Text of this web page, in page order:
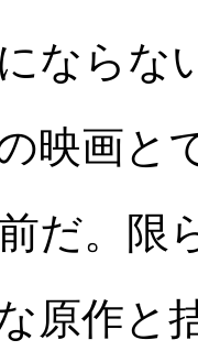
ならな
映画と
だ。限
原作と